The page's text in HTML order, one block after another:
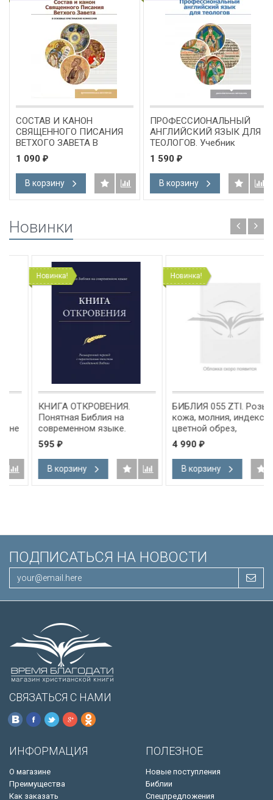
СОСТАВ И КАНОН
СВЯЩЕННОГО ПИСАНИЯ
ВЕТХОГО ЗАВЕТА В
ОСНОВНЫХ
ХРИСТИАНСКИХ
КОНФЕССИЯХ. Борис
Тихомиров
1 090 ₽
В корзину
ПРОФЕССИОНАЛЬНЫЙ
АНГЛИЙСКИЙ ЯЗЫК ДЛЯ
ТЕОЛОГОВ. Учебник
бакалавра теологии
1 590 ₽
В корзину
Новинки
Новинка!
КНИГА ОТКРОВЕНИЯ.
Понятная Библия на
современном языке.
Расширенный перевод с
параллельным текстом
Синодальной Библии
₽
В корзину
Новинка!
БИБЛИЯ 055 ZTI. Розы,
кожа, молния, индексы,
цветной обрез,
параллельные места,
закладки /220х145/
4 990₽
В корзину
ПОДПИСАТЬСЯ НА НОВОСТИ
СВЯЗАТЬСЯ С НАМИ
ИНФОРМАЦИЯ
О магазине
Преимущества
Как заказать
ПОЛЕЗНОЕ
Новые поступления
Библии
Спецпредложения